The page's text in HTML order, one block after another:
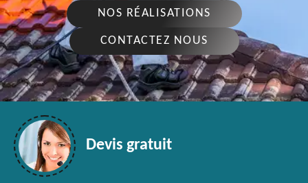
NOS RÉALISATIONS
CONTACTEZ NOUS
Devis gratuit